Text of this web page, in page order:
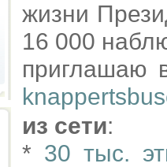
жизни
16 000
приглашаю
из сети:
* 30 тыс.